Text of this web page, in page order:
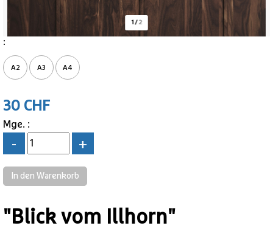
1 /2
:
A2 A3 A4
30 CHF
Mge. :
- +
"Blick vom Illhorn"